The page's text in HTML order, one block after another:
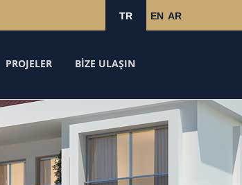
TR EN AR
PROJELER BİZE ULAŞIN